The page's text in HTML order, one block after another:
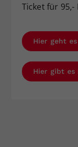
Ticket für 95,-
Hier geht
Hier gibt es